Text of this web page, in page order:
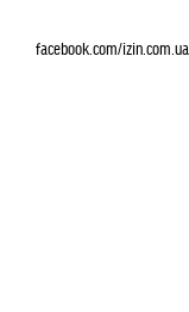
facebook.com/izin.com.ua